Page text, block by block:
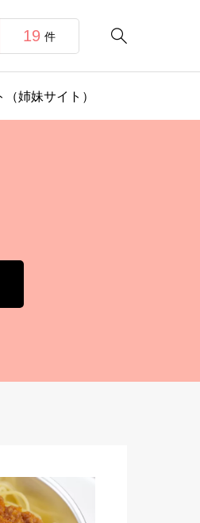

19 件
姉妹サイト）